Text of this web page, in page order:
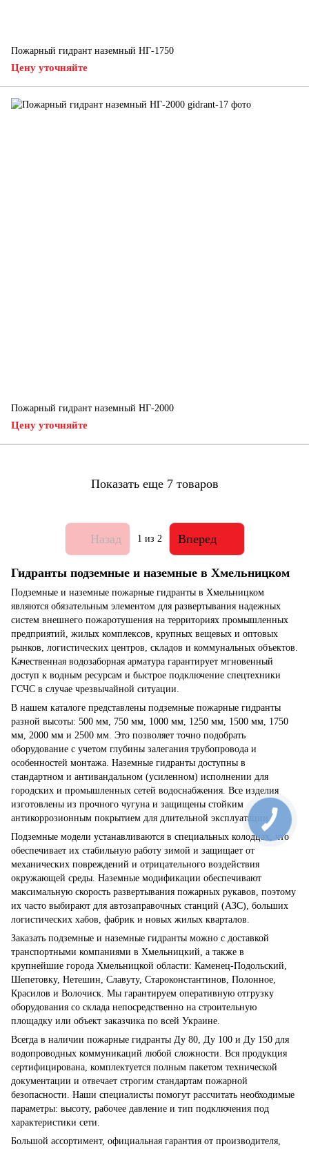
Пожарный гидрант наземный НГ-1750
Цену уточняйте
Пожарный гидрант наземный НГ-2000
Цену уточняйте
Показать еще 7 товаров
Назад 1 из 2 Вперед
Гидранты подземные и наземные в Хмельницком
Подземные и наземные пожарные гидранты в Хмельницком
являются обязательным элементом для развертывания надежных
систем внешнего пожаротушения на территориях промышленных
предприятий, жилых комплексов, крупных вещевых и оптовых
рынков, логистических центров, складов и коммунальных объектов.
Качественная водозаборная арматура гарантирует мгновенный
доступ к водным ресурсам и быстрое подключение спецтехники
ГСЧС в случае чрезвычайной ситуации.
В нашем каталоге представлены подземные пожарные гидранты
разной высоты: 500 мм, 750 мм, 1000 мм, 1250 мм, 1500 мм, 1750
мм, 2000 мм и 2500 мм. Это позволяет точно подобрать
оборудование с учетом глубины залегания трубопровода и
особенностей монтажа. Наземные гидранты доступны в
стандартном и антивандальном (усиленном) исполнении для
городских и промышленных сетей водоснабжения. Все изделия
изготовлены из прочного чугуна и защищены стойким
антикоррозионным покрытием для длительной эксплуатации.
Подземные модели устанавливаются в специальных колодцах, что
обеспечивает их стабильную работу зимой и защищает от
механических повреждений и отрицательного воздействия
окружающей среды. Наземные модификации обеспечивают
максимальную скорость развертывания пожарных рукавов, поэтому
их часто выбирают для автозаправочных станций (АЗС), больших
логистических хабов, фабрик и новых жилых кварталов.
Заказать подземные и наземные гидранты можно с доставкой
транспортными компаниями в Хмельницкий, а также в
крупнейшие города Хмельницкой области: Каменец-Подольский,
Шепетовку, Нетешин, Славуту, Староконстантинов, Полонное,
Красилов и Волочиск. Мы гарантируем оперативную отгрузку
оборудования со склада непосредственно на строительную
площадку или объект заказчика по всей Украине.
Всегда в наличии пожарные гидранты Ду 80, Ду 100 и Ду 150 для
водопроводных коммуникаций любой сложности. Вся продукция
сертифицирована, комплектуется полным пакетом технической
документации и отвечает строгим стандартам пожарной
безопасности. Наши специалисты помогут рассчитать необходимые
параметры: высоту, рабочее давление и тип подключения под
характеристики сети.
Большой ассортимент, официальная гарантия от производителя,